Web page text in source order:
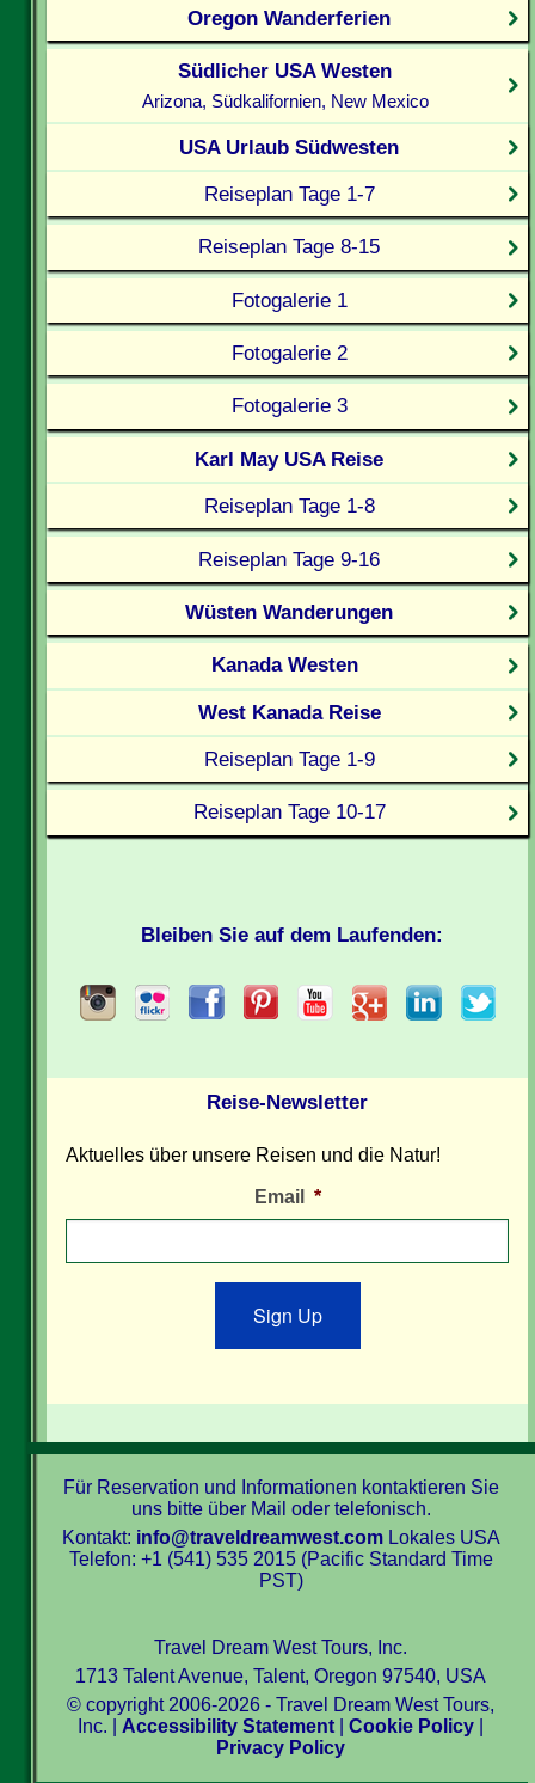
Oregon Wanderferien
Südlicher USA Westen
Arizona, Südkalifornien, New Mexico
USA Urlaub Südwesten
Reiseplan Tage 1-7
Reiseplan Tage 8-15
Fotogalerie 1
Fotogalerie 2
Fotogalerie 3
Karl May USA Reise
Reiseplan Tage 1-8
Reiseplan Tage 9-16
Wüsten Wanderungen
Kanada Westen
West Kanada Reise
Reiseplan Tage 1-9
Reiseplan Tage 10-17
Bleiben Sie auf dem Laufenden:
Reise-Newsletter
Aktuelles über unsere Reisen und die Natur!
Email *
Sign Up
Für Reservation und Informationen kontaktieren Sie
uns bitte über Mail oder telefonisch.
Kontakt: info@traveldreamwest.comLokales USA
Telefon: +1 (541) 535 2015 (Pacific Standard Time
PST)
Travel Dream West Tours, Inc.
1713 Talent Avenue, Talent, Oregon 97540, USA
© copyright 2006-2026 - Travel Dream West Tours,
Inc. | Accessibility Statement |Cookie Policy
Privacy Policy